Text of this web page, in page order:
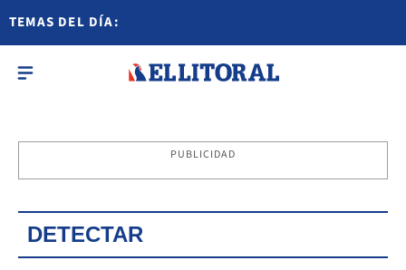
TEMAS DEL DÍA:
PUBLICIDAD
DETECTAR